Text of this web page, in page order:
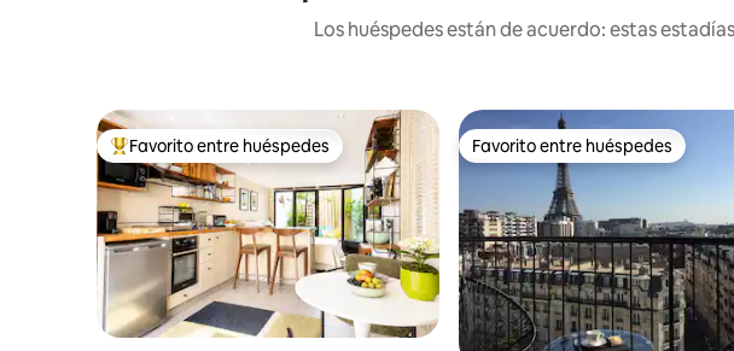
Los huéspedes están de acuerdo: estas
Favorito entre huéspedes preferido
Favorito entre huéspedes Favorito entre huéspedes
Favorito entre huéspedes